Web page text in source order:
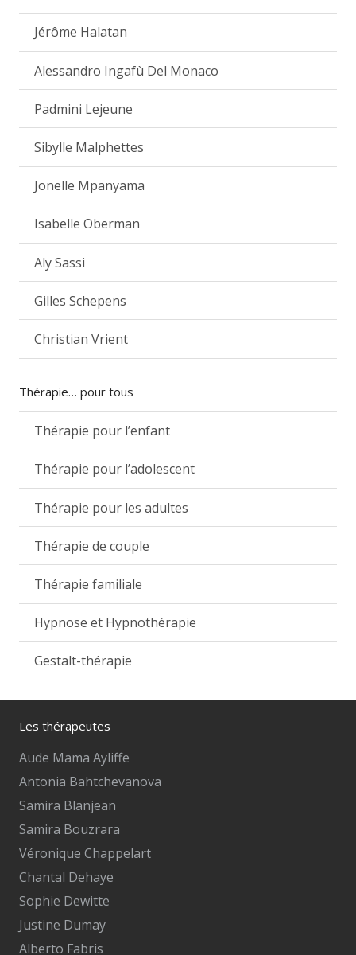
Jérôme Halatan
Alessandro Ingafù Del Monaco
Padmini Lejeune
Sibylle Malphettes
Jonelle Mpanyama
Isabelle Oberman
Aly Sassi
Gilles Schepens
Christian Vrient
Thérapie… pour tous
Thérapie pour l’enfant
Thérapie pour l’adolescent
Thérapie pour les adultes
Thérapie de couple
Thérapie familiale
Hypnose et Hypnothérapie
Gestalt-thérapie
Les thérapeutes
Aude Mama Ayliffe
Antonia Bahtchevanova
Samira Blanjean
Samira Bouzrara
Véronique Chappelart
Chantal Dehaye
Sophie Dewitte
Justine Dumay
Alberto Fabris